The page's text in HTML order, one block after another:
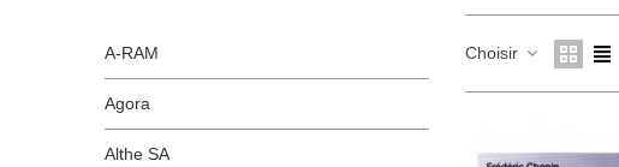
A-RAM
Agora
Althe SA
Choisir